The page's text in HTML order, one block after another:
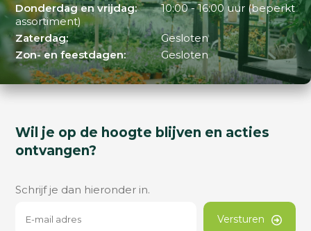
Donderdag en vrijdag:
10:00 - 16:00 uur (beperkt
assortiment)
Zaterdag:
Gesloten
Zon- en feestdagen:
Gesloten
Wil je op de hoogte blijven en acties
ontvangen?
Schrijf je dan hieronder in.
Versturen